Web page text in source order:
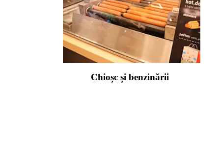
Chioșc și benzinării